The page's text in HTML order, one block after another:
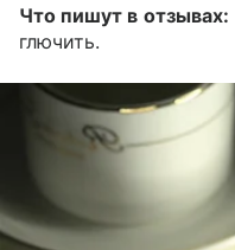
Что пишут в отзывах:
глючить.